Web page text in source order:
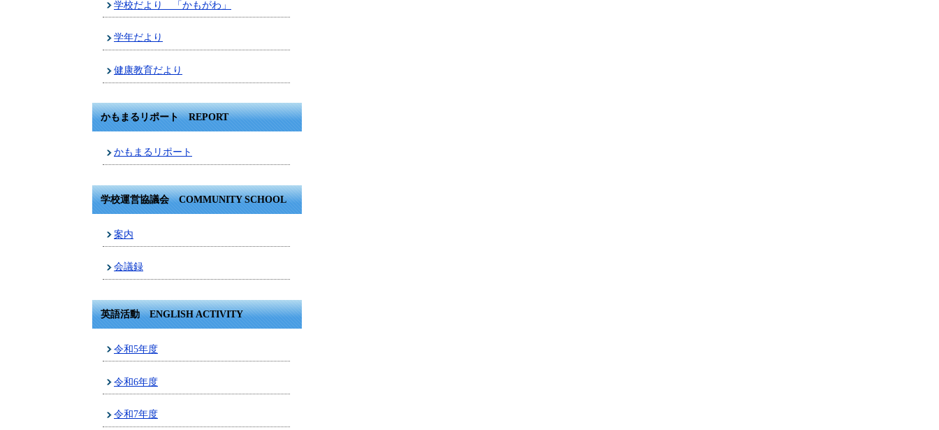
学校だより 「かもがわ」
学年だより
健康教育だより
かもまるリポート REPORT
かもまるリポート
学校運営協議会 COMMUNITY SCHOOL
案内
会議録
英語活動 ENGLISH ACTIVITY
令和5年度
令和6年度
令和7年度